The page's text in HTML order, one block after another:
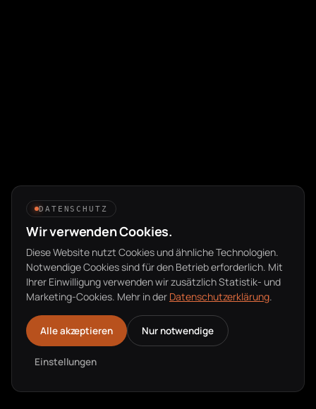
DATENSCHUTZ
Wir verwenden Cookies.
Diese Website nutzt Cookies und ähnliche Technologien.
Notwendige Cookies sind für den Betrieb erforderlich. Mit
Ihrer Einwilligung verwenden wir zusätzlich Statistik- und
Marketing-Cookies. Mehr in der Datenschutzerklärung.
Alle akzeptieren Nur notwendige
Einstellungen